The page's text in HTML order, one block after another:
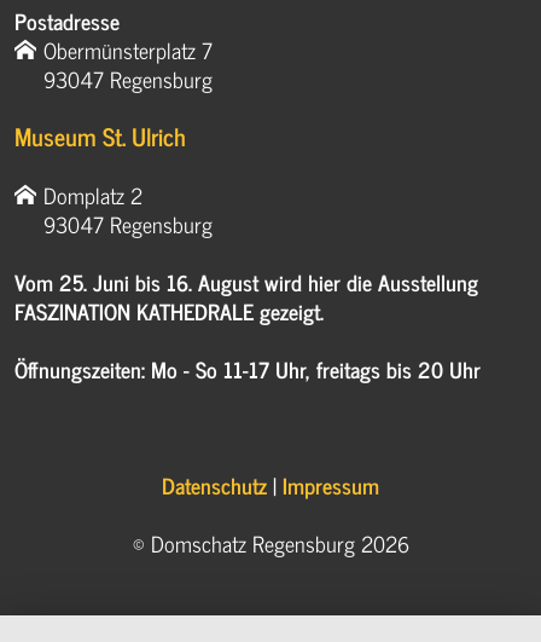
Postadresse
Obermünsterplatz 7
93047 Regensburg
Museum St. Ulrich
Domplatz 2
93047 Regensburg
Vom 25. Juni bis 16. August wird hier die Ausstellung
FASZINATION KATHEDRALE gezeigt.
Öffnungszeiten: Mo - So 11-17 Uhr, freitags bis 20 Uhr
Datenschutz|Impressum
© Domschatz Regensburg 2026